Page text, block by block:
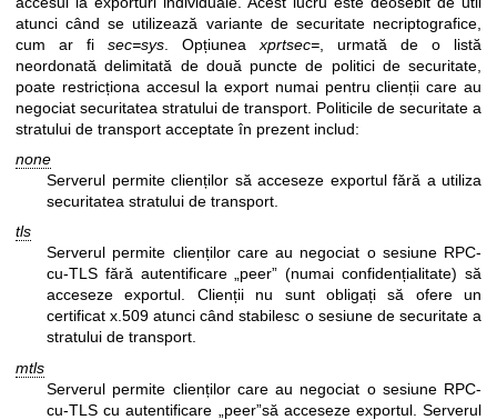
atunci când se utilizează variante de securitate necriptografice,
cum ar fi sec=sys . Opțiunea xprtsec= , urmată de o listă
neordonată delimitată de două puncte de politici de securitate,
poate restricționa accesul la export numai pentru clienții care au
negociat securitatea stratului de transport. Politicile de securitate a
stratului de transport acceptate în prezent includ:
none
Serverul permite clienților să acceseze exportul fără a utiliza
securitatea stratului de transport.
tls
Serverul permite clienților care au negociat o sesiune RPC-
cu-TLS fără autentificare „peer” (numai confidențialitate) să
acceseze exportul. Clienții nu sunt obligați să ofere un
certificat x.509 atunci când stabilesc o sesiune de securitate a
stratului de transport.
mtls
Serverul permite clienților care au negociat o sesiune RPC-
cu-TLS cu autentificare „peer”să acceseze exportul. Serverul